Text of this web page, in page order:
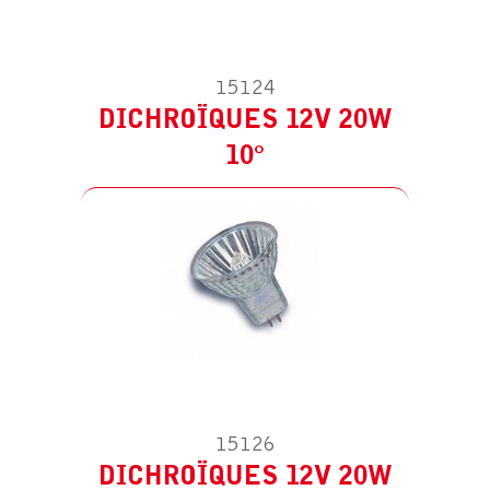
15124
DICHROÏQUES 12V 20W
10°
15126
DICHROÏQUES 12V 20W
PIÈCE DÉTACHÉE POUR HS AAS – 20W
DICHROÏQUES 12V 20W 38°